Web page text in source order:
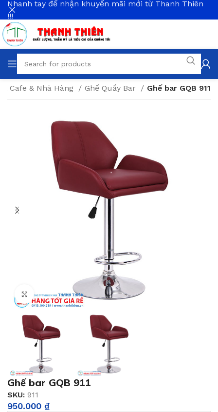
Cafe & Nhà Hàng Ghế Quầy Bar Ghế bar GQB 911
Click to enlarge
Ghế bar GQB 911
SKU: 911
950.000 ₫
Nhanh tay để nhận khuyến mãi mới từ Thanh Thiên
!!!